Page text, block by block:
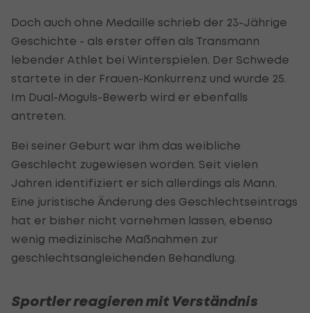
Doch auch ohne Medaille schrieb der 23-Jährige
Geschichte - als erster offen als Transmann
lebender Athlet bei Winterspielen. Der Schwede
startete in der Frauen-Konkurrenz und wurde 25.
Im Dual-Moguls-Bewerb wird er ebenfalls
antreten.
Bei seiner Geburt war ihm das weibliche
Geschlecht zugewiesen worden. Seit vielen
Jahren identifiziert er sich allerdings als Mann.
Eine juristische Änderung des Geschlechtseintrags
hat er bisher nicht vornehmen lassen, ebenso
wenig medizinische Maßnahmen zur
geschlechtsangleichenden Behandlung.
Sportler reagieren mit Verständnis